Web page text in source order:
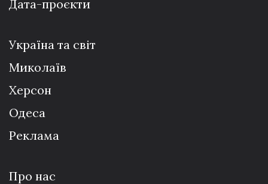
Дата-проєкти
Україна та світ
Миколаїв
Херсон
Одеса
Реклама
Про нас